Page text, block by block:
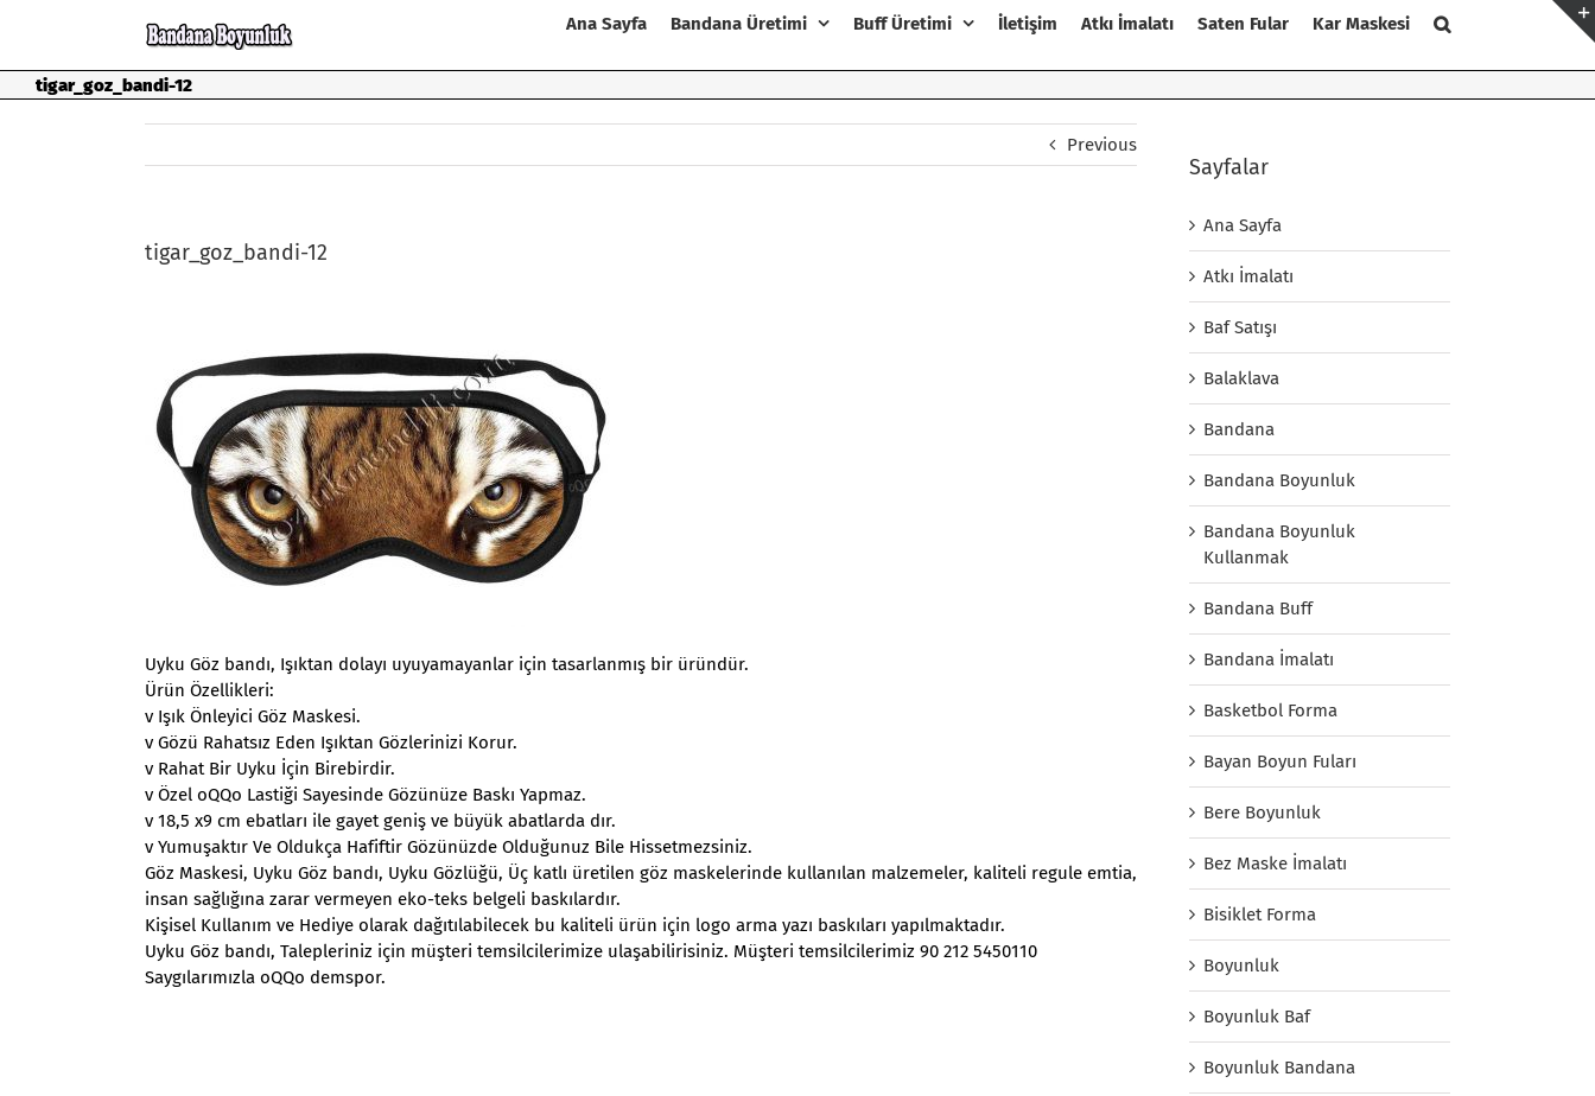
Ana Sayfa Bandana Üretimi Buff Üretimi İletişim Atkı İmalatı Saten Fular Kar Maskesi
tigar_goz_bandi-12
Previous
tigar_goz_bandi-12
Uyku Göz bandı, Işıktan dolayı uyuyamayanlar için tasarlanmış bir üründür.
Ürün Özellikleri:
v Işık Önleyici Göz Maskesi.
v Gözü Rahatsız Eden Işıktan Gözlerinizi Korur.
v Rahat Bir Uyku İçin Birebirdir.
v Özel oQQo Lastiği Sayesinde Gözünüze Baskı Yapmaz.
v 18,5 x9 cm ebatları ile gayet geniş ve büyük abatlarda dır.
v Yumuşaktır Ve Oldukça Hafiftir Gözünüzde Olduğunuz Bile Hissetmezsiniz.
Göz Maskesi, Uyku Göz bandı, Uyku Gözlüğü, Üç katlı üretilen göz maskelerinde kullanılan malzemeler, kaliteli regule emtia,
insan sağlığına zarar vermeyen eko-teks belgeli baskılardır.
Kişisel Kullanım ve Hediye olarak dağıtılabilecek bu kaliteli ürün için logo arma yazı baskıları yapılmaktadır.
Uyku Göz bandı, Talepleriniz için müşteri temsilcilerimize ulaşabilirisiniz. Müşteri temsilcilerimiz 90 212 5450110
Saygılarımızla oQQo demspor.
Sayfalar
Ana Sayfa
Atkı İmalatı
Baf Satışı
Balaklava
Bandana
Bandana Boyunluk
Bandana Boyunluk
Kullanmak
Bandana Buff
Bandana İmalatı
Basketbol Forma
Bayan Boyun Fuları
Bere Boyunluk
Bez Maske İmalatı
Bisiklet Forma
Boyunluk
Boyunluk Baf
Boyunluk Bandana